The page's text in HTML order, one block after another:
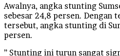
Awalnya, angka stunting
sebesar 24,8 persen. Dengan
tersebut, angka stunting di
persen.
” Stunting ini turun sangat